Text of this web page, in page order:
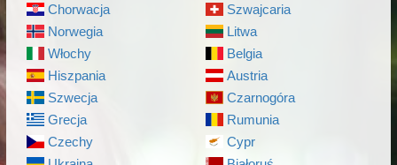
Chorwacja
Norwegia
Włochy
Hiszpania
Szwecja
Grecja
Czechy
Szwajcaria
Litwa
Belgia
Austria
Czarnogóra
Rumunia
Cypr